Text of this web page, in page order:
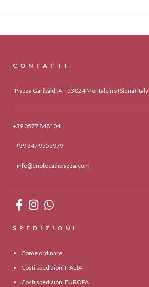
CONTATTI
Piazza Garibaldi,4 – 53024 Montalcino (Siena) Italy
+39 0577 848104
+39 347 9555979
info@enotecadipiazza.com
SPEDIZIONI
Come ordinare
Costi spedizioni ITALIA
Costi spedizioni EUROPA